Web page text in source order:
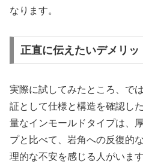
なります。
正直に伝えたいデメリ
実際に試してみたところ、で
証として仕様と構造を確認し
量なインモールドタイプは、
プと比べて、岩角への反復的
理的な不安を感じる人がいま